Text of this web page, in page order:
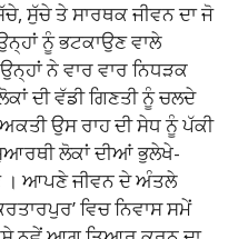
ਸੁੱਚੇ ਤੇ ਸਾਰਥਕ ਜੀਵਨ ਦਾ ਜੋ
ਨੂੰ ਭਟਕਾਉਣ ਵਾਲੇ
ਨੇ ਵਾਰ ਵਾਰ ਨਿਧੜਕ
ਦੀ ਵੱਡੀ ਗਿਣਤੀ ਨੂੰ ਚਲਦੇ
ਉਸ ਰਾਹ ਦੀ ਸੇਧ ਨੂੰ ਪੱਕੀ
ਲੋਕਾਂ ਦੀਆਂ ਭੁਲੇਖੇ-
। ਆਪਣੇ ਜੀਵਨ ਦੇ ਅੰਤਲੇ
ਵਿਚ ਨਿਵਾਸ ਸਮੇਂ